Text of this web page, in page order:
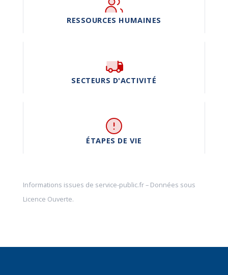
RESSOURCES HUMAINES
SECTEURS D'ACTIVITÉ
ÉTAPES DE VIE
Informations issues de service-public.fr– Données sous
Licence Ouverte.